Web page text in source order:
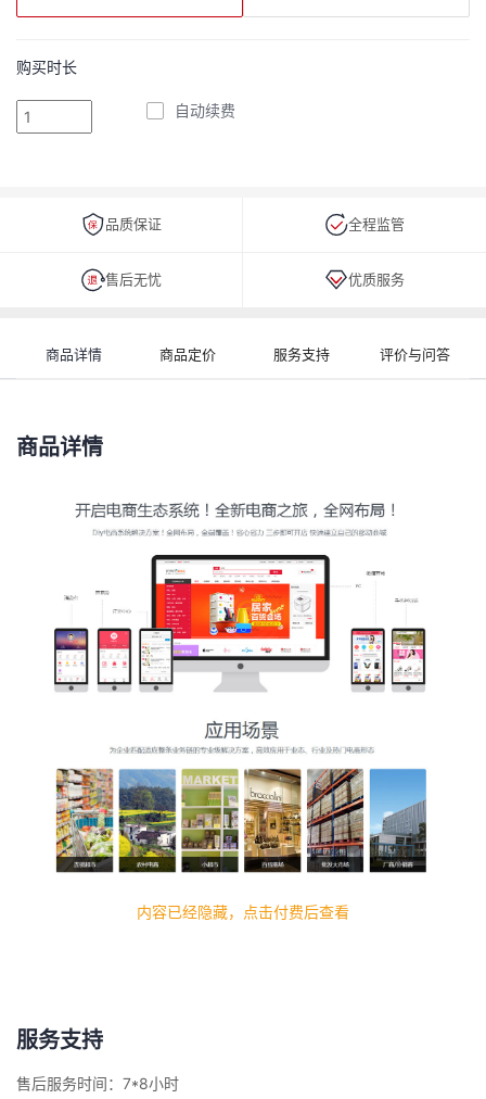
购买时长
自动续费
品质保证 全程监管
售后无忧 优质服务
商品详情 商品定价 服务支持 评价与问答
商品详情
内容已经隐藏，点击付费后查看
服务支持
售后服务时间：7*8小时